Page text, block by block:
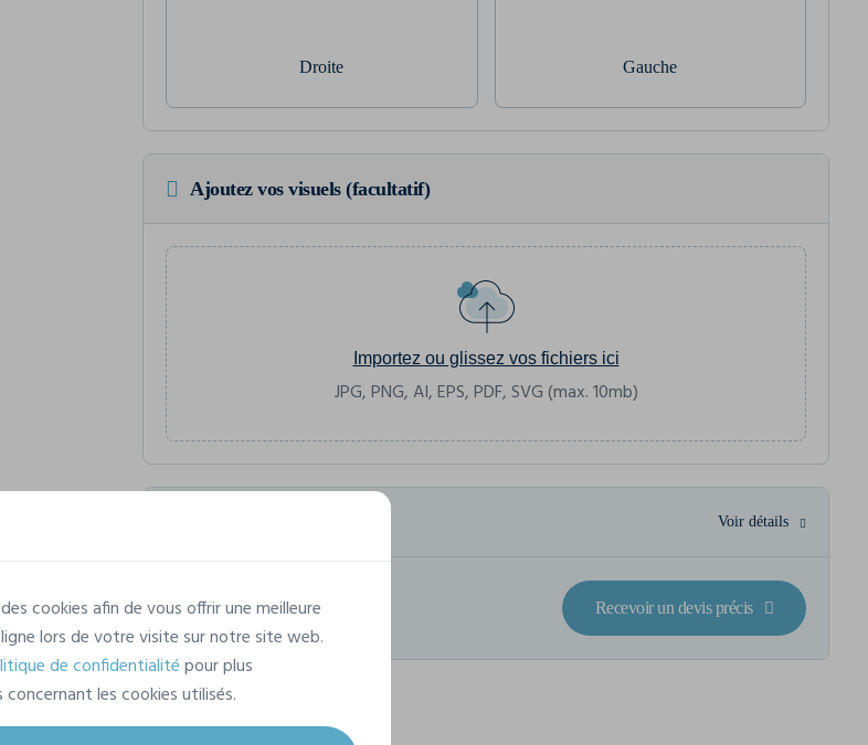
Droite Gauche
Ajoutez vos visuels (facultatif)
Importez ou glissez vos fichiers ici
JPG, PNG, AI, EPS, PDF, SVG (max. 10mb)
Voir détails
Recevoir un devis précis
cookies afin de vous offrir une meilleure
lors de votre visite sur notre site web.
de confidentialitépour plus
les cookies utilisés.